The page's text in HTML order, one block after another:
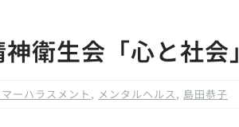
衛生会「心と社会」
ーハラスメント , メンタルヘルス, 島田恭子